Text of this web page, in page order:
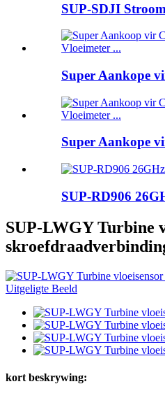
SUP-SDJI
Super Aankope
Super Aankope
SUP-RD906
SUP-LWGY Turbine
kort beskrywing: